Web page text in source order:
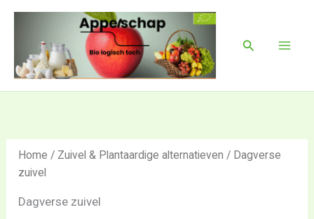
inhoud
Zoeken
Home / Zuivel & Plantaardige alternatieven / Dagverse
zuivel
Dagverse zuivel